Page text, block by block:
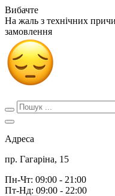
Вибачте
На жаль з технічних
замовлення
Адреса
пр. Гагаріна, 15
Пн-Чт: 09:00 - 21:00
Пт-Нд: 09:00 - 22:00